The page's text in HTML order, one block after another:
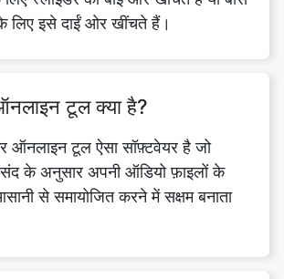
टूल क्या है?
के अनुसार अपनी ऑडियो फ़ाइलों के
से समायोजित करने में सक्षम बनाता
का अर्थ क्या है?